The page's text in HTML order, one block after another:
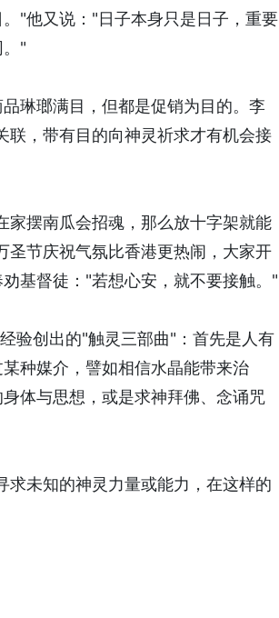
"他又说："日子本身只是日子，重要
"
琳瑯满目，但都是促销为目的。李
联，带有目的向神灵祈求才有机会接
家摆南瓜会招魂，那么放十字架就能
圣节庆祝气氛比香港更热闹，大家开
基督徒："若想心安，就不要接触。"
验创出的"触灵三部曲"：首先是人有
种媒介，譬如相信水晶能带来治
体与思想，或是求神拜佛、念诵咒
未知的神灵力量或能力，在这样的